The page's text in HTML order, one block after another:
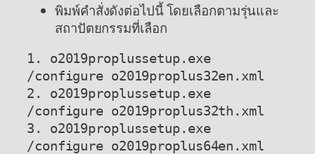
พิมพ์คำสั่งดังต่อไปนี้ โดยเลือกตามรุ่นและ
สถาปัตยกรรมที่เลือก
1. o2019proplussetup.exe
/configure o2019proplus32en.xml
2. o2019proplussetup.exe
/configure o2019proplus32th.xml
3. o2019proplussetup.exe
/configure o2019proplus64en.xml